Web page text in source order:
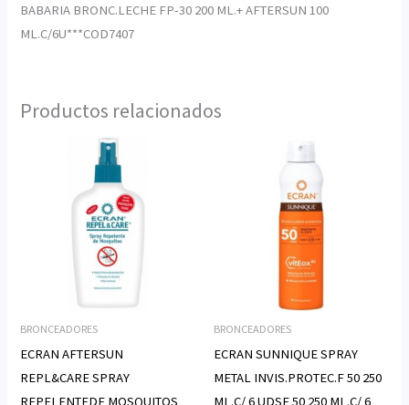
BABARIA BRONC.LECHE FP-30 200 ML.+ AFTERSUN 100
ML.C/6U***COD7407
Productos relacionados
BRONCEADORES
ECRAN AFTERSUN
REPL&CARE SPRAY
REPELENTEDE MOSQUITOS
BRONCEADORES
ECRAN SUNNIQUE SPRAY
METAL INVIS.PROTEC.F 50 250
ML.C/ 6 UDSF 50 250 ML.C/ 6